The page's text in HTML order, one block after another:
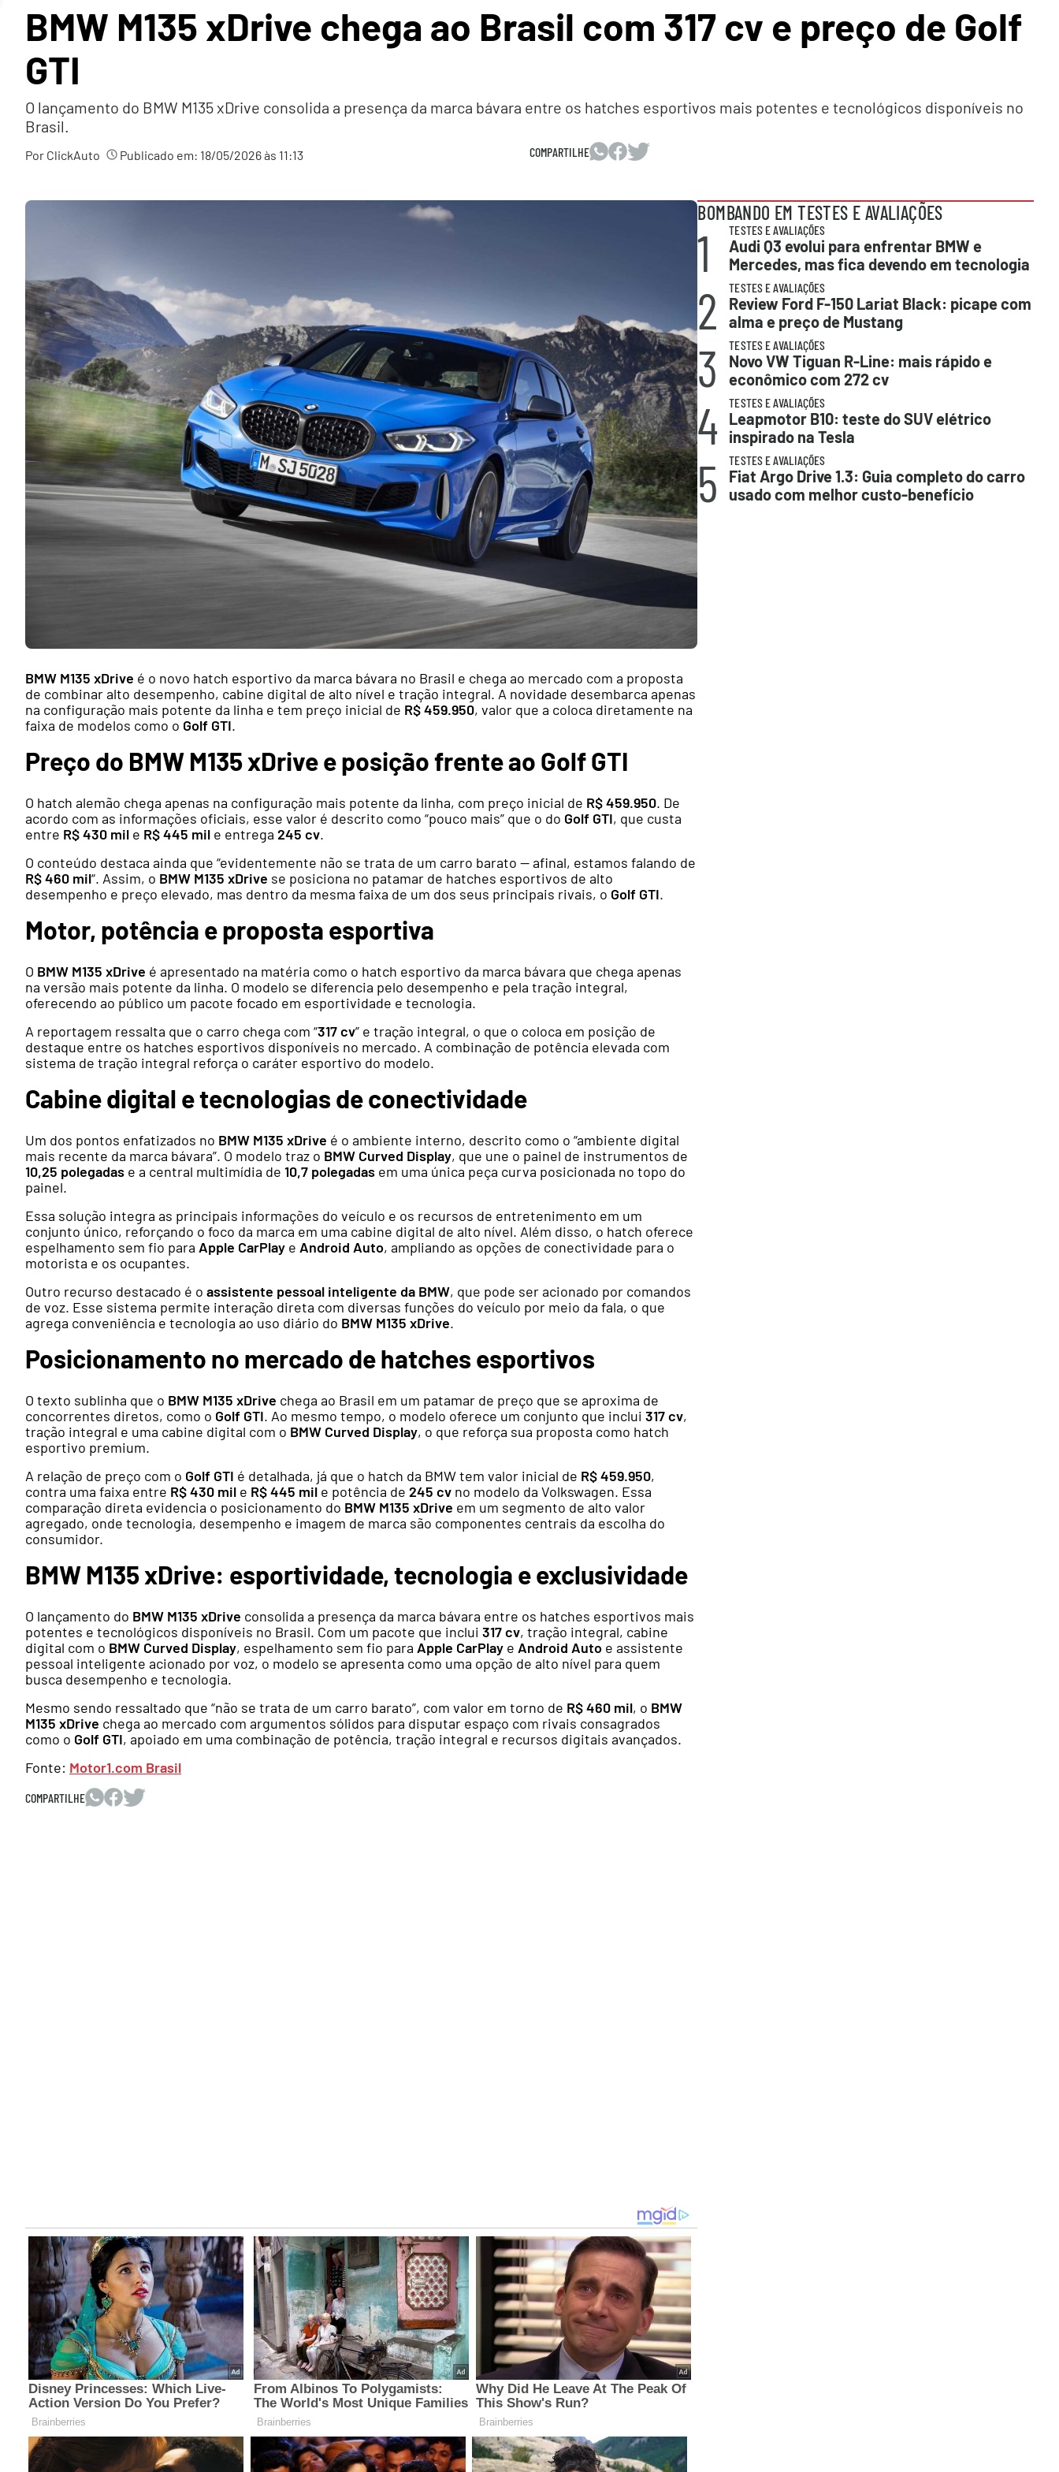
BMW M135 xDrive chega ao Brasil com 317 cv e preço de Golf
GTI
O lançamento do BMW M135 xDrive consolida a presença da marca bávara entre os hatches esportivos mais potentes e tecnológicos disponíveis no
Brasil.
Por ClickAuto Publicado em: 18/05/2026 às 11:13 COMPARTILHE
BMW M135 xDrive é o novo hatch esportivo da marca bávara no Brasil e chega ao mercado com a proposta
de combinar alto desempenho, cabine digital de alto nível e tração integral. A novidade desembarca apenas
na configuração mais potente da linha e tem preço inicial de R$ 459.950, valor que a coloca diretamente na
faixa de modelos como o Golf GTI.
Preço do BMW M135 xDrive e posição frente ao Golf GTI
O hatch alemão chega apenas na configuração mais potente da linha, com preço inicial de R$ 459.950. De
acordo com as informações oficiais, esse valor é descrito como “pouco mais” que o do Golf GTI, que custa
entre R$ 430 mil e R$ 445 mil e entrega 245 cv.
O conteúdo destaca ainda que “evidentemente não se trata de um carro barato — afinal, estamos falando de
R$ 460 mil“. Assim, o BMW M135 xDrive se posiciona no patamar de hatches esportivos de alto
desempenho e preço elevado, mas dentro da mesma faixa de um dos seus principais rivais, o Golf GTI.
Motor, potência e proposta esportiva
O BMW M135 xDrive é apresentado na matéria como o hatch esportivo da marca bávara que chega apenas
na versão mais potente da linha. O modelo se diferencia pelo desempenho e pela tração integral,
oferecendo ao público um pacote focado em esportividade e tecnologia.
A reportagem ressalta que o carro chega com “317 cv” e tração integral, o que o coloca em posição de
destaque entre os hatches esportivos disponíveis no mercado. A combinação de potência elevada com
sistema de tração integral reforça o caráter esportivo do modelo.
Cabine digital e tecnologias de conectividade
Um dos pontos enfatizados no BMW M135 xDrive é o ambiente interno, descrito como o “ambiente digital
mais recente da marca bávara”. O modelo traz o BMW Curved Display, que une o painel de instrumentos de
10,25 polegadas e a central multimídia de 10,7 polegadas em uma única peça curva posicionada no topo do
painel.
Essa solução integra as principais informações do veículo e os recursos de entretenimento em um
conjunto único, reforçando o foco da marca em uma cabine digital de alto nível. Além disso, o hatch oferece
espelhamento sem fio para Apple CarPlay e Android Auto, ampliando as opções de conectividade para o
motorista e os ocupantes.
Outro recurso destacado é o assistente pessoal inteligente da BMW, que pode ser acionado por comandos
de voz. Esse sistema permite interação direta com diversas funções do veículo por meio da fala, o que
agrega conveniência e tecnologia ao uso diário do BMW M135 xDrive.
Posicionamento no mercado de hatches esportivos
O texto sublinha que o BMW M135 xDrive chega ao Brasil em um patamar de preço que se aproxima de
concorrentes diretos, como o Golf GTI. Ao mesmo tempo, o modelo oferece um conjunto que inclui 317 cv,
tração integral e uma cabine digital com o BMW Curved Display, o que reforça sua proposta como hatch
esportivo premium.
A relação de preço com o Golf GTI é detalhada, já que o hatch da BMW tem valor inicial de R$ 459.950,
contra uma faixa entre R$ 430 mil e R$ 445 mil e potência de 245 cv no modelo da Volkswagen. Essa
comparação direta evidencia o posicionamento do BMW M135 xDrive em um segmento de alto valor
agregado, onde tecnologia, desempenho e imagem de marca são componentes centrais da escolha do
consumidor.
BMW M135 xDrive: esportividade, tecnologia e exclusividade
O lançamento do BMW M135 xDrive consolida a presença da marca bávara entre os hatches esportivos mais
potentes e tecnológicos disponíveis no Brasil. Com um pacote que inclui 317 cv, tração integral, cabine
digital com o BMW Curved Display, espelhamento sem fio para Apple CarPlay e Android Auto e assistente
pessoal inteligente acionado por voz, o modelo se apresenta como uma opção de alto nível para quem
busca desempenho e tecnologia.
Mesmo sendo ressaltado que “não se trata de um carro barato”, com valor em torno de R$ 460 mil, o BMW
M135 xDrive chega ao mercado com argumentos sólidos para disputar espaço com rivais consagrados
como o Golf GTI, apoiado em uma combinação de potência, tração integral e recursos digitais avançados.
Fonte: Motor1.com Brasil
COMPARTILHE
BOMBANDO EM TESTES E AVALIAÇÕES
1 TESTES E AVALIAÇÕES
Audi Q3 evolui para enfrentar BMW e
Mercedes, mas fica devendo em tecnologia
2 TESTES E AVALIAÇÕES
Review Ford F-150 Lariat Black: picape com
alma e preço de Mustang
3 TESTES E AVALIAÇÕES
Novo VW Tiguan R-Line: mais rápido e
econômico com 272 cv
4 TESTES E AVALIAÇÕES
Leapmotor B10: teste do SUV elétrico
inspirado na Tesla
5 TESTES E AVALIAÇÕES
Fiat Argo Drive 1.3: Guia completo do carro
usado com melhor custo-benefício